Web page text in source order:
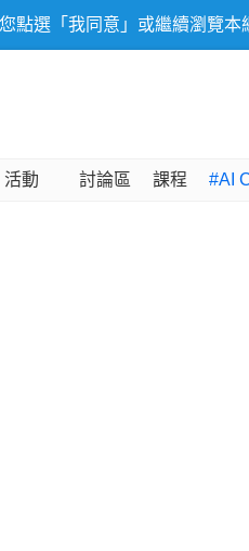
點選「我同意」或繼續瀏覽本
活動 討論區 課程 #AI